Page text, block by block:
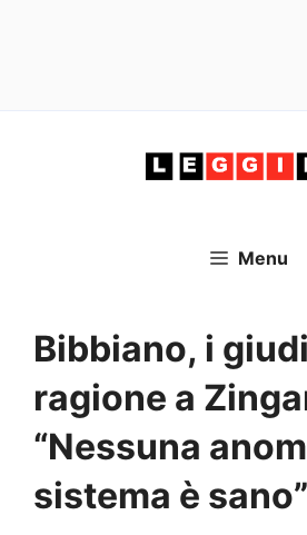
Menu
Bibbiano, i
ragione a
“Nessuna
sistema è sano”